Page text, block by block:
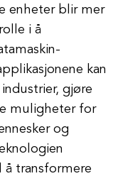
enheter blir mer
i å
kan
gjøre
muligheter for
og
å transformere